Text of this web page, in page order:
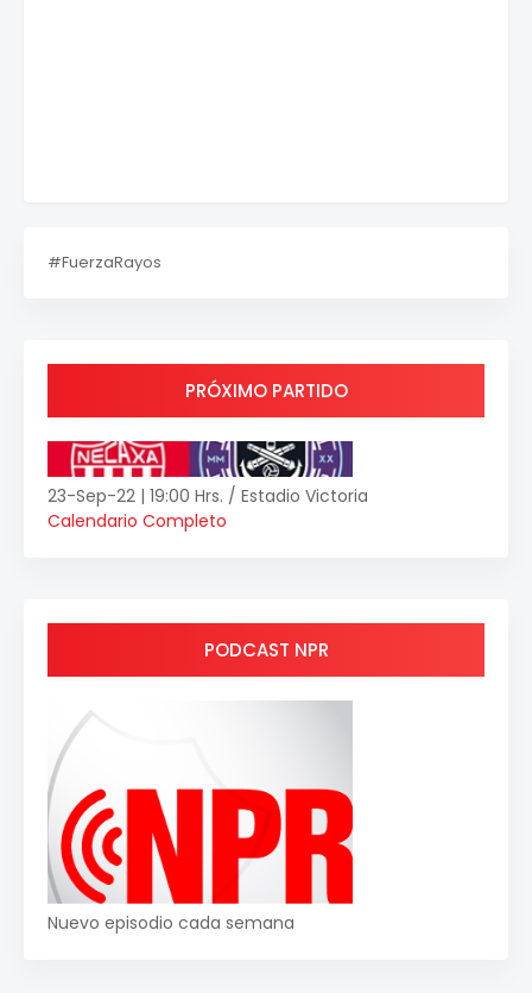
#FuerzaRayos
PRÓXIMO PARTIDO
23-Sep-22 | 19:00 Hrs. / Estadio Victoria
Calendario Completo
PODCAST NPR
Nuevo episodio cada semana